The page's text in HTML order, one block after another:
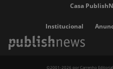
Casa
Institucional
©2001-2026 por Carrenho